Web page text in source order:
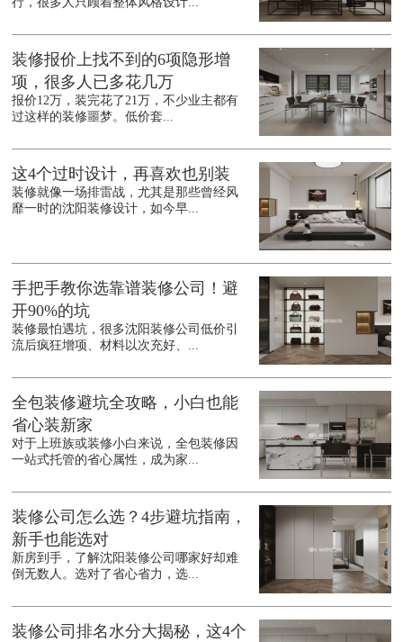
装修报价上找不到的6项隐形增
项，很多人已多花几万
报价12万，装完花了21万，不少业主都有
过这样的装修噩梦。低价套...
这4个过时设计，再喜欢也别装
装修就像一场排雷战，尤其是那些曾经风
靡一时的沈阳装修设计，如今早...
手把手教你选靠谱装修公司！避
开90%的坑
装修最怕遇坑，很多沈阳装修公司低价引
流后疯狂增项、材料以次充好、...
全包装修避坑全攻略，小白也能
省心装新家
对于上班族或装修小白来说，全包装修因
一站式托管的省心属性，成为家...
装修公司怎么选？4步避坑指南，
新手也能选对
新房到手，了解沈阳装修公司哪家好却难
倒无数人。选对了省心省力，选...
装修公司排名水分大揭秘，这4个